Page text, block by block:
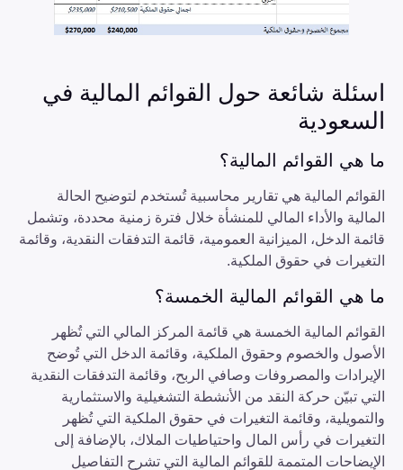
اسئلة شائعة حول القوائم المالية في
السعودية
ما هي القوائم المالية؟
القوائم المالية هي تقارير محاسبية تُستخدم لتوضيح الحالة
المالية والأداء المالي للمنشأة خلال فترة زمنية محددة، وتشمل
قائمة الدخل، الميزانية العمومية، قائمة التدفقات النقدية، وقائمة
التغيرات في حقوق الملكية.
ما هي القوائم المالية الخمسة؟
القوائم المالية الخمسة هي قائمة المركز المالي التي تُظهر
الأصول والخصوم وحقوق الملكية، وقائمة الدخل التي تُوضح
الإيرادات والمصروفات وصافي الربح، وقائمة التدفقات النقدية
التي تبيّن حركة النقد من الأنشطة التشغيلية والاستثمارية
والتمويلية، وقائمة التغيرات في حقوق الملكية التي تُظهر
التغيرات في رأس المال واحتياطيات الملاك، بالإضافة إلى
الإيضاحات المتممة للقوائم المالية التي تشرح التفاصيل